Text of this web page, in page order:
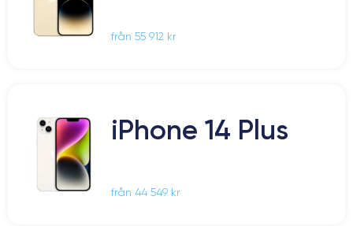
från 55 912 kr
iPhone 14 Plus
från 44 549 kr